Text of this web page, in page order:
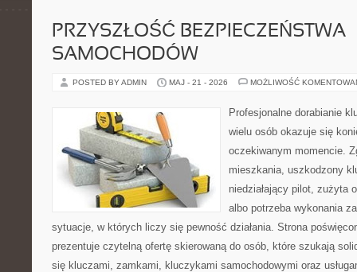
PRZYSZŁOŚĆ BEZPIECZEŃSTWA
SAMOCHODÓW
POSTED BY ADMIN MAJ - 21 - 2026 MOŻLIWOŚĆ
Profesjonalne dorabianie
wielu osób okazuje się
oczekiwanym momencie.
mieszkania, uszkodzony
niedziałający pilot, zużyta
albo potrzeba wykonania
sytuacje, w których liczy się pewność działania. Strona
prezentuje czytelną ofertę skierowaną do osób, które szukają
się kluczami, zamkami, kluczykami samochodowymi oraz